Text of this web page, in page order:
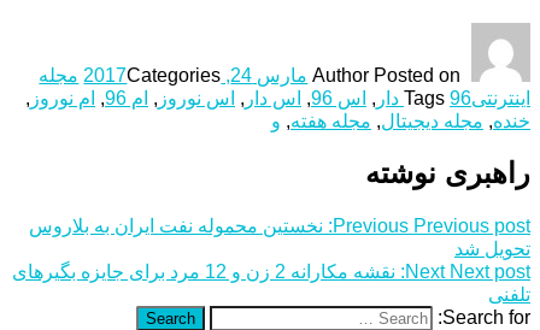
Author Posted on مارس 24, 2017 Categories
مجله
اینترنتی
Tags 96 دار , اس 96 , اس دار , اس نوروز , ام 96 , ام نوروز ,
خنده, مجله دیجیتال, مجله هفته, و
راهبری نوشته
Previous Previous post:
نخستین محموله نفت ایران به بلاروس
تحویل شد
Next Next post:
نقشه مکارانه 2 زن و 12 مرد برای جایزه بگیرهای
تلفنی
Search for:
Search